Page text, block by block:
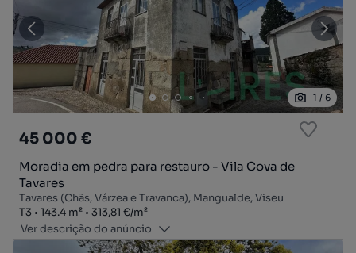
1 / 6
45 000 €
Moradia em pedra para restauro - Vila Cova de
Tavares
Tavares (Chãs, Várzea e Travanca), Mangualde, Viseu
Tipologia
T3
Zona143.4 m²
Preço por metro quadrado
313,81 €/m²
Ver descrição do anúncio